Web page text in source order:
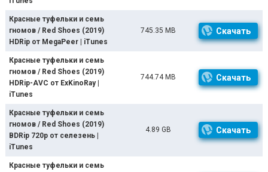
Красные туфельки и семь
гномов / Red Shoes (2019)
HDRip от MegaPeer | iTunes
745.35 MB Скачать
Красные туфельки и семь
гномов / Red Shoes (2019)
HDRip-AVC от ExKinoRay |
iTunes
744.74 MB Скачать
Красные туфельки и семь
гномов / Red Shoes (2019)
BDRip 720p от селезень |
iTunes
4.89 GB Скачать
Красные туфельки и семь